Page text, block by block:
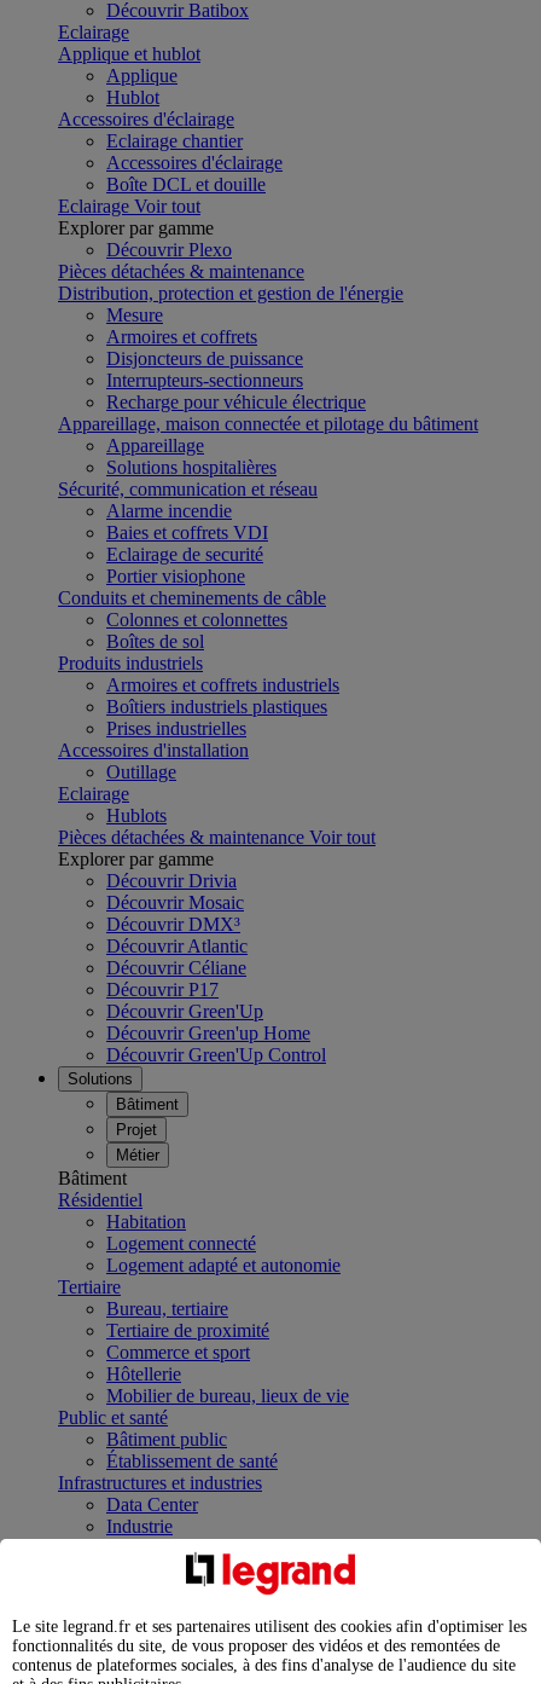
Découvrir Batibox
Eclairage
Applique et hublot
Applique
Hublot
Accessoires d'éclairage
Eclairage chantier
Accessoires d'éclairage
Boîte DCL et douille
Eclairage Voir tout
Explorer par gamme
Découvrir Plexo
Pièces détachées & maintenance
Distribution, protection et gestion de l'énergie
Mesure
Armoires et coffrets
Disjoncteurs de puissance
Interrupteurs-sectionneurs
Recharge pour véhicule électrique
Appareillage, maison connectée et pilotage du bâtiment
Appareillage
Solutions hospitalières
Sécurité, communication et réseau
Alarme incendie
Baies et coffrets VDI
Eclairage de securité
Portier visiophone
Conduits et cheminements de câble
Colonnes et colonnettes
Boîtes de sol
Produits industriels
Armoires et coffrets industriels
Boîtiers industriels plastiques
Prises industrielles
Accessoires d'installation
Outillage
Eclairage
Hublots
Pièces détachées & maintenance Voir tout
Explorer par gamme
Découvrir Drivia
Découvrir Mosaic
Découvrir DMX³
Découvrir Atlantic
Découvrir Céliane
Découvrir P17
Découvrir Green'Up
Découvrir Green'up Home
Découvrir Green'Up Control
Solutions
Bâtiment
Projet
Métier
Bâtiment
Résidentiel
Habitation
Logement connecté
Logement adapté et autonomie
Tertiaire
Bureau, tertiaire
Tertiaire de proximité
Commerce et sport
Hôtellerie
Mobilier de bureau, lieux de vie
Public et santé
Bâtiment public
Établissement de santé
Infrastructures et industries
Data Center
Industrie
Infrastructures
Contrôler et planifier le fonctionnement des appareils
Répartir et optimiser son tableau électrique
Legrand Data Center Solutions : concentrer les
expertises au service de vos performances
Le site legrand.fr et ses partenaires utilisent des cookies afin d'optimiser les
fonctionnalités du site, de vous proposer des vidéos et des remontées de
contenus de plateformes sociales, à des fins d'analyse de l'audience du site